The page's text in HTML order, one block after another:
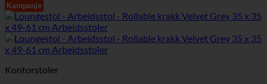
799,00 kr. 599,00 kr.
Kampanje
Kontorstoler